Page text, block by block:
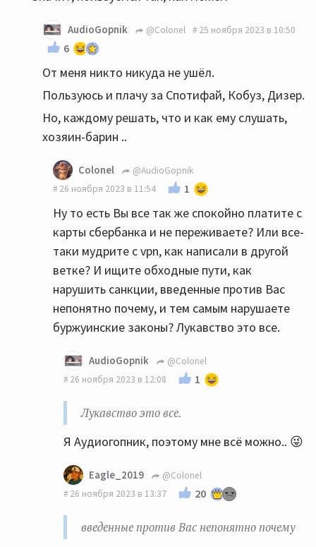
AudioGopnik @Colonel 25 ноября 2023 в 10:50
6
От меня никто никуда не ушёл.
Пользуюсь и плачу за Спотифай, Кобуз, Дизер.
Но, каждому решать, что и как ему слушать,
хозяин-барин ..
Colonel
@AudioGopnik
26 ноября 2023 в 11:54
1
Ну то есть Вы все так же спокойно платите с
карты сбербанка и не переживаете? Или все-
таки мудрите с vpn, как написали в другой
ветке? И ищите обходные пути, как
нарушить санкции, введенные против Вас
непонятно почему, и тем самым нарушаете
буржуинские законы? Лукавство это все.
AudioGopnik
@Colonel
26 ноября 2023 в 12:08
1
Лукавство это все.
Я Аудиогопник, поэтому мне всё можно.. 😜
Eagle_2019
@Colonel
26 ноября 2023 в 13:37
20
введенные против Вас непонятно почему